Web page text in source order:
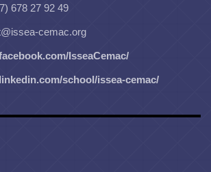
678 27 92 49
cemac.org
IsseaCemac/
school/issea-cemac/